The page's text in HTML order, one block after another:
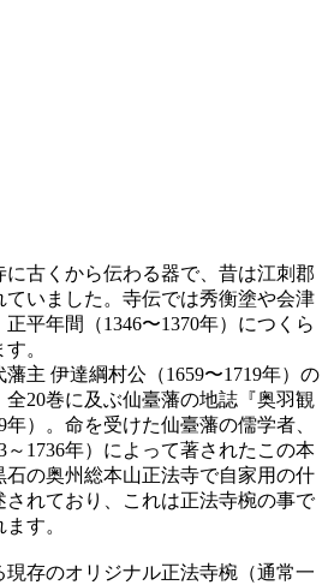
に古くから伝わる器で、昔は江刺郡
ていました。寺伝では秀衡塗や会津
平年間（1346〜1370年）につくら
。
主 伊達綱村公（1659〜1719年）の
20巻に及ぶ仙臺藩の地誌『奥羽観
年）。命を受けた仙臺藩の儒学者、
～1736年）によって著されたこの本
石の奥州総本山正法寺で自家用の什
されており、これは正法寺椀の事で
す。
現存のオリジナル正法寺椀（通常一